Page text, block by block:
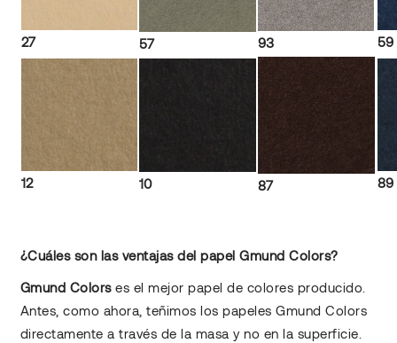
27 57 93 59
12 10 87 89
¿Cuáles son las ventajas del papel Gmund Colors?
Gmund Colorses el mejor papel de colores producido.
Antes, como ahora, teñimos los papeles Gmund Colors
directamente a través de la masa y no en la superficie.